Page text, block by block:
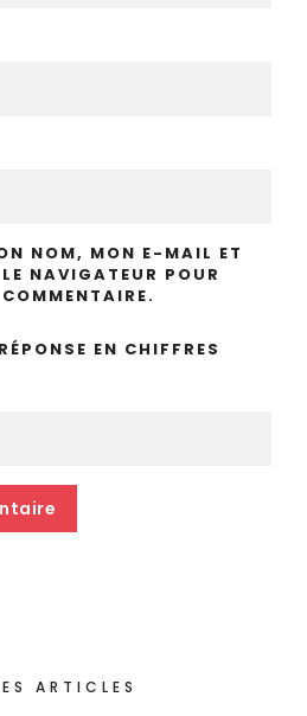
NOM, MON E-MAIL ET
NAVIGATEUR POUR
EN CHIFFRES
ARTICLES